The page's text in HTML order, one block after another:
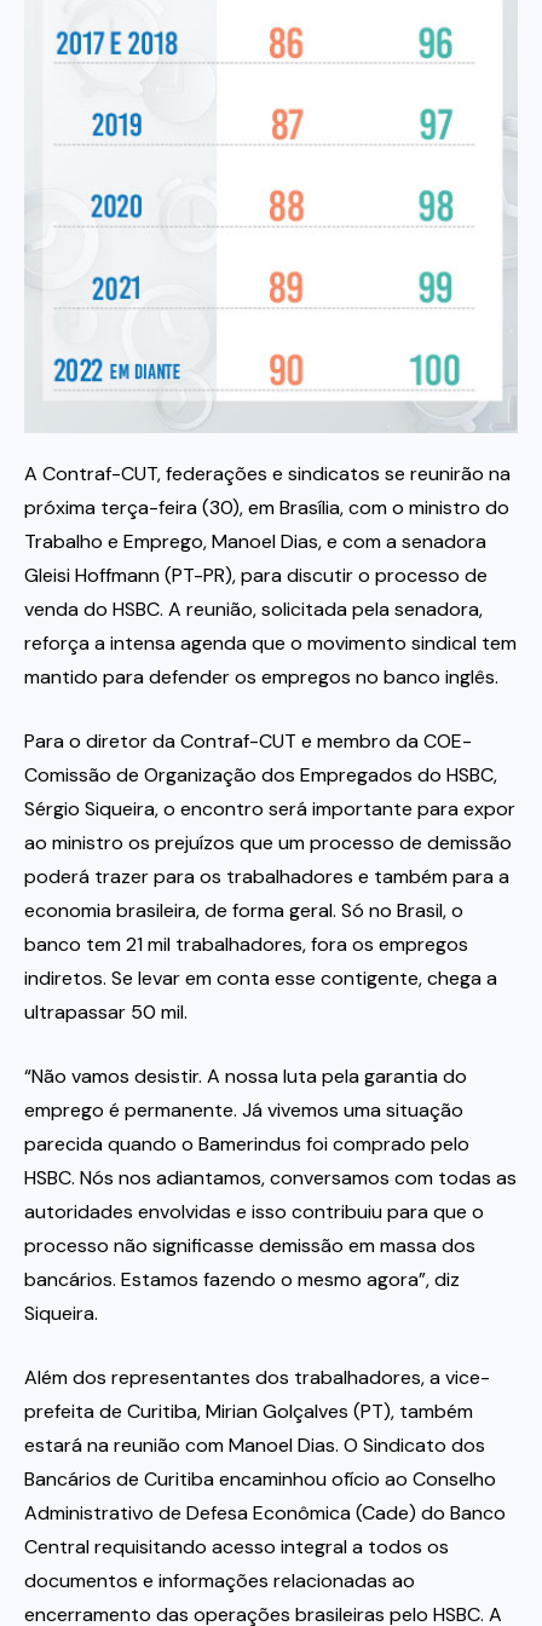
Financeiras e Cooperativas
A Contraf-CUT, federações e sindicatos se reunirão na
próxima terça-feira (30), em Brasília, com o ministro do
Trabalho e Emprego, Manoel Dias, e com a senadora
Gleisi Hoffmann (PT-PR), para discutir o processo de
venda do HSBC. A reunião, solicitada pela senadora,
reforça a intensa agenda que o movimento sindical tem
mantido para defender os empregos no banco inglês.
Para o diretor da Contraf-CUT e membro da COE-
Comissão de Organização dos Empregados do HSBC,
Sérgio Siqueira, o encontro será importante para expor
ao ministro os prejuízos que um processo de demissão
poderá trazer para os trabalhadores e também para a
economia brasileira, de forma geral. Só no Brasil, o
banco tem 21 mil trabalhadores, fora os empregos
indiretos. Se levar em conta esse contigente, chega a
ultrapassar 50 mil.
“Não vamos desistir. A nossa luta pela garantia do
emprego é permanente. Já vivemos uma situação
parecida quando o Bamerindus foi comprado pelo
HSBC. Nós nos adiantamos, conversamos com todas as
autoridades envolvidas e isso contribuiu para que o
processo não significasse demissão em massa dos
bancários. Estamos fazendo o mesmo agora”, diz
Siqueira.
Além dos representantes dos trabalhadores, a vice-
prefeita de Curitiba, Mirian Golçalves (PT), também
estará na reunião com Manoel Dias. O Sindicato dos
Bancários de Curitiba encaminhou ofício ao Conselho
Administrativo de Defesa Econômica (Cade) do Banco
Central requisitando acesso integral a todos os
documentos e informações relacionadas ao
encerramento das operações brasileiras pelo HSBC. A